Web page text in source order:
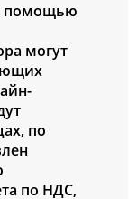
помощью
могут
по
по НДС,